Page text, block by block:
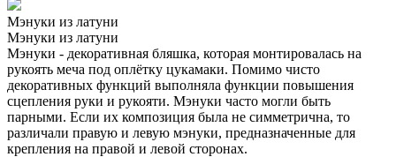
Мэнуки из латуни
Мэнуки из латуни
Мэнуки - декоративная бляшка, которая монтировалась на
рукоять меча под оплётку цукамаки. Помимо чисто
декоративных функций выполняла функции повышения
сцепления руки и рукояти. Мэнуки часто могли быть
парными. Если их композиция была не симметрична, то
различали правую и левую мэнуки, предназначенные для
крепления на правой и левой сторонах.